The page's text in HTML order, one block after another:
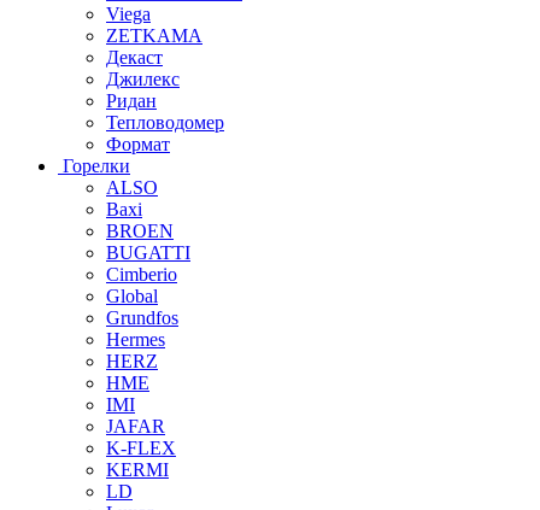
Viega
ZETKAMA
Декаст
Джилекс
Ридан
Тепловодомер
Формат
Горелки
ALSO
Baxi
BROEN
BUGATTI
Cimberio
Global
Grundfos
Hermes
HERZ
HME
IMI
JAFAR
K-FLEX
KERMI
LD